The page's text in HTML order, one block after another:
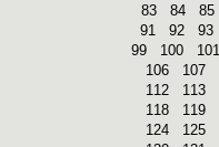
83
84 85
91
92 93
99
100 101
106
107
112
113
118
119
124
125